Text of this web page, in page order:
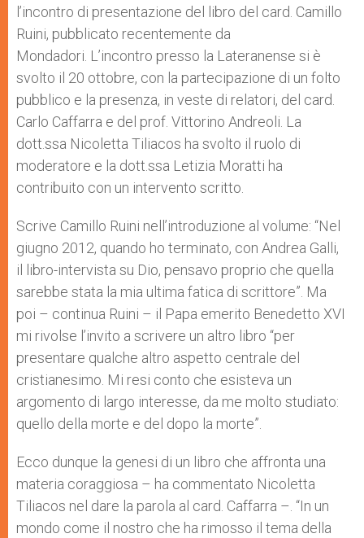
l’incontro di presentazione del libro del card. Camillo
Ruini, pubblicato recentemente da
Mondadori. L’incontro presso la Lateranense si è
svolto il 20 ottobre, con la partecipazione di un folto
pubblico e la presenza, in veste di relatori, del card.
Carlo Caffarra e del prof. Vittorino Andreoli. La
dott.ssa Nicoletta Tiliacos ha svolto il ruolo di
moderatore e la dott.ssa Letizia Moratti ha
contribuito con un intervento scritto.
Scrive Camillo Ruini nell’introduzione al volume: “Nel
giugno 2012, quando ho terminato, con Andrea Galli,
il libro-intervista su Dio, pensavo proprio che quella
sarebbe stata la mia ultima fatica di scrittore”. Ma
poi – continua Ruini – il Papa emerito Benedetto XVI
mi rivolse l’invito a scrivere un altro libro “per
presentare qualche altro aspetto centrale del
cristianesimo. Mi resi conto che esisteva un
argomento di largo interesse, da me molto studiato:
quello della morte e del dopo la morte”.
Ecco dunque la genesi di un libro che affronta una
materia coraggiosa – ha commentato Nicoletta
Tiliacos nel dare la parola al card. Caffarra –. “In un
mondo come il nostro che ha rimosso il tema della